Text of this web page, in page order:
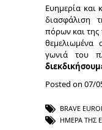
Ευημερία και
διασφάλιση
πόρων και της
θεμελιωμένα
γωνιά του
Posted on 07/
BRAVE
ΗΜΈΡΑ ΤΗΣ